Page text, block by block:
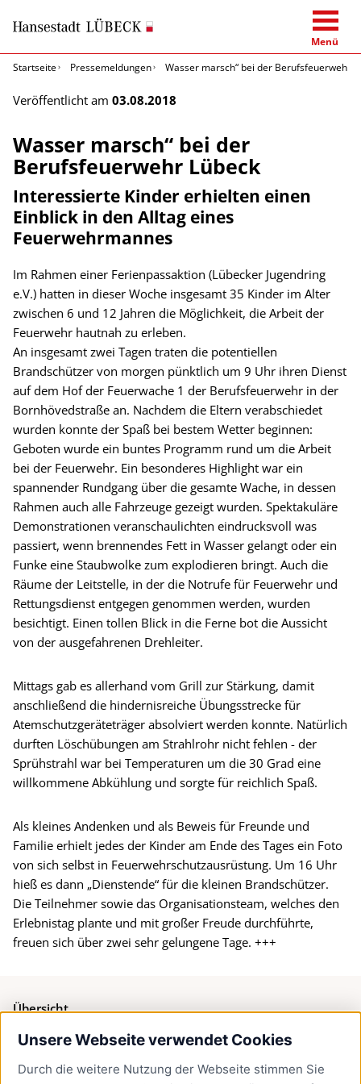
Unsere Webseite verwendet Cookies
Durch die weitere Nutzung der Webseite stimmen Sie
Menü
Startseite
Pressemeldungen Wasser marsch“ bei der Berufsfeuerwehr
Veröffentlicht am 03.08.2018
Wasser marsch“ bei der
Berufsfeuerwehr Lübeck
Interessierte Kinder erhielten einen
Einblick in den Alltag eines
Feuerwehrmannes
Im Rahmen einer Ferienpassaktion (Lübecker Jugendring
e.V.) hatten in dieser Woche insgesamt 35 Kinder im Alter
zwischen 6 und 12 Jahren die Möglichkeit, die Arbeit der
Feuerwehr hautnah zu erleben.
An insgesamt zwei Tagen traten die potentiellen
Brandschützer von morgen pünktlich um 9 Uhr ihren Dienst
auf dem Hof der Feuerwache 1 der Berufsfeuerwehr in der
Bornhövedstraße an. Nachdem die Eltern verabschiedet
wurden konnte der Spaß bei bestem Wetter beginnen:
Geboten wurde ein buntes Programm rund um die Arbeit
bei der Feuerwehr. Ein besonderes Highlight war ein
spannender Rundgang über die gesamte Wache, in dessen
Rahmen auch alle Fahrzeuge gezeigt wurden. Spektakuläre
Demonstrationen veranschaulichten eindrucksvoll was
passiert, wenn brennendes Fett in Wasser gelangt oder ein
Funke eine Staubwolke zum explodieren bringt. Auch die
Räume der Leitstelle, in der die Notrufe für Feuerwehr und
Rettungsdienst entgegen genommen werden, wurden
besichtigt. Einen tollen Blick in die Ferne bot die Aussicht
von der ausgefahrenen Drehleiter.
Mittags gab es allerhand vom Grill zur Stärkung, damit
anschließend die hindernisreiche Übungsstrecke für
Atemschutzgeräteträger absolviert werden konnte. Natürlich
durften Löschübungen am Strahlrohr nicht fehlen - der
Sprühstrahl war bei Temperaturen um die 30 Grad eine
willkommene Abkühlung und sorgte für reichlich Spaß.
Als kleines Andenken und als Beweis für Freunde und
Familie erhielt jedes der Kinder am Ende des Tages ein Foto
von sich selbst in Feuerwehrschutzausrüstung. Um 16 Uhr
hieß es dann „Dienstende“ für die kleinen Brandschützer.
Die Teilnehmer sowie das Organisationsteam, welches den
Erlebnistag plante und mit großer Freude durchführte,
freuen sich über zwei sehr gelungene Tage. +++
Übersicht
Bürgerservice
Presse